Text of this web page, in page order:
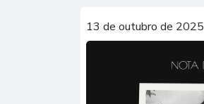
13 de outubro de 2025